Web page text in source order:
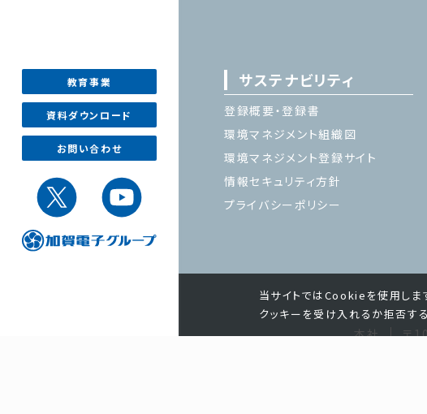
教育事業
資料ダウンロード
お問い合わせ
サステナビリティ
登録概要・登録書
環境マネジメント組織図
環境マネジメント登録サイト
情報セキュリティ方針
プライバシーポリシー
本社 〒
当サイトではCookieを使用し
クッキーを受け入れるか拒否す